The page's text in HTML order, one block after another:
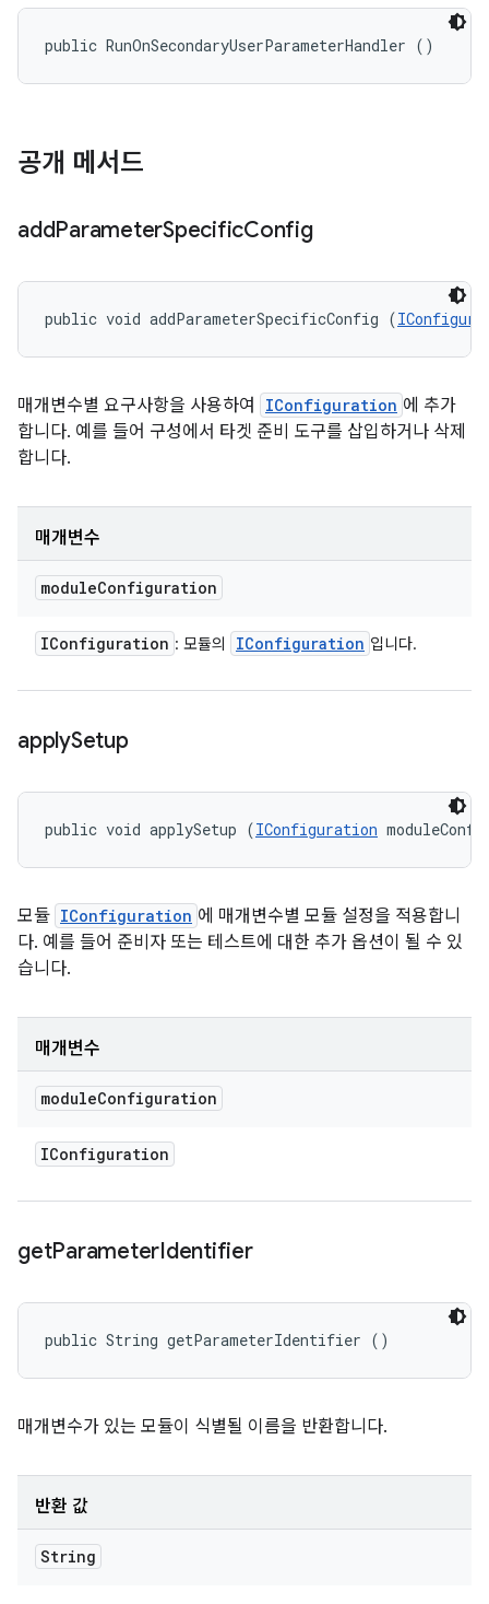
public RunOnSecondaryUserParameterHandler ()
공개 메서드
addParameterSpecificConfig
public void addParameterSpecificConfig (
매개변수별 요구사항을 사용하여 IConfiguration 에 추가
합니다. 예를 들어 구성에서 타겟 준비 도구를 삽입하거나 삭제
합니다.
매개변수
moduleConfiguration
IConfiguration : 모듈의 IConfiguration 입니다.
applySetup
public void applySetup (IConfiguration
모듈 IConfiguration 에 매개변수별 모듈 설정을 적용합니
다. 예를 들어 준비자 또는 테스트에 대한 추가 옵션이 될 수 있
습니다.
매개변수
moduleConfiguration
IConfiguration
getParameterIdentifier
public String getParameterIdentifier ()
매개변수가 있는 모듈이 식별될 이름을 반환합니다.
반환 값
String